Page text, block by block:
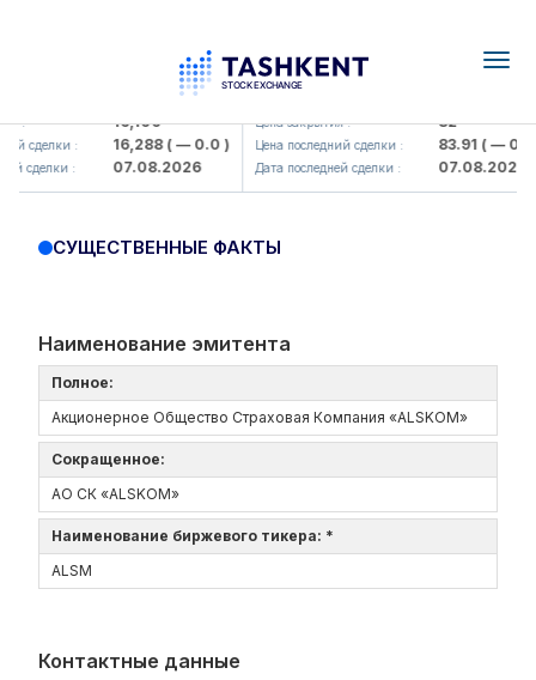
: 16,100
сделки : 16,288( — 0.0 )
сделки : 07.08.2026
KFSK (<Kafolat sug'urta
Цена закрытия : 82
Цена последний сделки : 83.91( — 0.0 )
Дата последней сделки : 07.08.2026
СУЩЕСТВЕННЫЕ ФАКТЫ
Наименование эмитента
Полное:
Акционерное Общество Страховая Компания «ALSKOM»
Сокращенное:
АО СК «ALSKOM»
Наименование биржевого тикера: *
ALSM
Контактные данные